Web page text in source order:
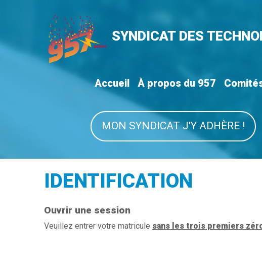
SYNDICAT DES
Accueil À propos du 957
MON SYNDICAT J'Y ADHÈRE !
IDENTIFICATION
Ouvrir une session
Veuillez entrer votre matricule sans les trois premiers